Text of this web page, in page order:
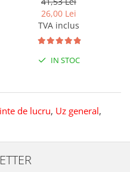
26,00 Lei
TVA inclus
IN STOC
de lucru, Uz general,